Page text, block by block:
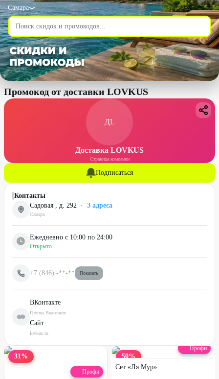
Самара
Промокод от доставки LOVKUS
ДL
Доставка LOVKUS
Страница компании
Подписаться
Контакты
Садовая , д. 292 · 3 адреса
Самара
Ежедневно с 10:00 по 24:00
Открыто
+7 (846) -**-** Показать
ВКонтакте
Группа Вконтакте
Сайт
lovkus.ru
31%
Профи
50%
Профи
Сет «Ля Мур»